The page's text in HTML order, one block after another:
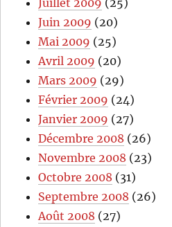
Juin 2009 (20)
Mai 2009 (25)
Avril 2009 (20)
Mars 2009 (29)
Février 2009 (24)
Janvier 2009 (27)
Décembre 2008 (26)
Novembre 2008 (23)
Octobre 2008 (31)
Septembre 2008 (26)
Août 2008 (27)